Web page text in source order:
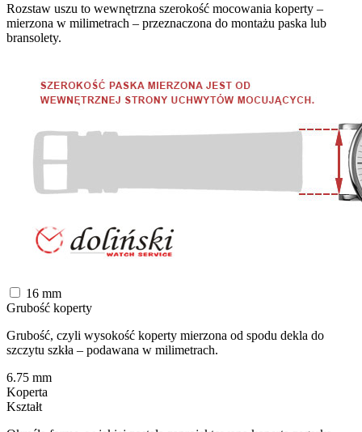
Rozstaw uszu to wewnętrzna szerokość mocowania koperty –
mierzona w milimetrach – przeznaczona do montażu paska lub
bransolety.
16 mm
Grubość koperty
Grubość, czyli wysokość koperty mierzona od spodu dekla do
szczytu szkła – podawana w milimetrach.
6.75 mm
Koperta
Kształt